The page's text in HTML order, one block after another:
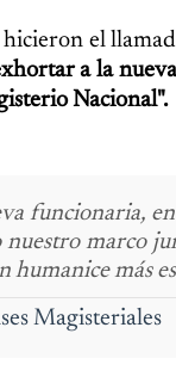
el
a la
Nacional".
funcionaria,
marco
humanice más
Magisteriales